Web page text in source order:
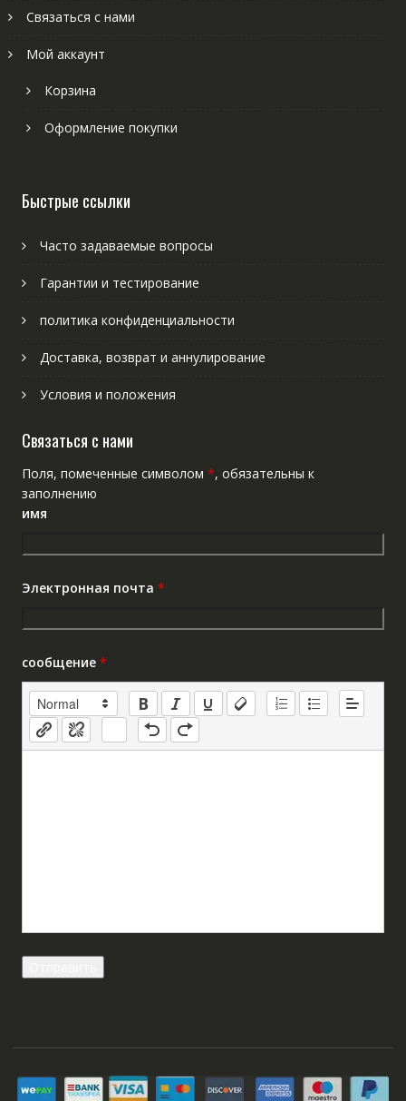
Связаться с нами
Мой аккаунт
Корзина
Оформление покупки
Быстрые ссылки
Часто задаваемые вопросы
Гарантии и тестирование
политика конфиденциальности
Доставка, возврат и аннулирование
Условия и положения
Связаться с нами
Поля, помеченные символом *, обязательны к
заполнению
имя
Электронная почта *
сообщение *